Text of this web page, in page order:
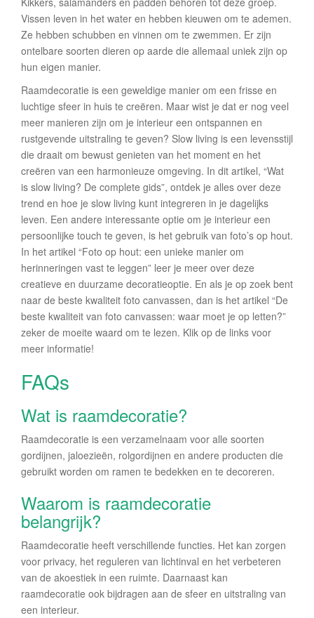
Vissen leven in het water en hebben kieuwen om te ademen.
Ze hebben schubben en vinnen om te zwemmen. Er zijn
ontelbare soorten dieren op aarde die allemaal uniek zijn op
hun eigen manier.
Raamdecoratie is een geweldige manier om een frisse en
luchtige sfeer in huis te creëren. Maar wist je dat er nog veel
meer manieren zijn om je interieur een ontspannen en
rustgevende uitstraling te geven? Slow living is een levensstijl
die draait om bewust genieten van het moment en het
creëren van een harmonieuze omgeving. In dit artikel, “Wat
is slow living? De complete gids”, ontdek je alles over deze
trend en hoe je slow living kunt integreren in je dagelijks
leven. Een andere interessante optie om je interieur een
persoonlijke touch te geven, is het gebruik van foto’s op hout.
In het artikel “Foto op hout: een unieke manier om
herinneringen vast te leggen” leer je meer over deze
creatieve en duurzame decoratieoptie. En als je op zoek bent
naar de beste kwaliteit foto canvassen, dan is het artikel “De
beste kwaliteit van foto canvassen: waar moet je op letten?”
zeker de moeite waard om te lezen. Klik op de links voor
meer informatie!
FAQs
Wat is raamdecoratie?
Raamdecoratie is een verzamelnaam voor alle soorten
gordijnen, jaloezieën, rolgordijnen en andere producten die
gebruikt worden om ramen te bedekken en te decoreren.
Waarom is raamdecoratie
belangrijk?
Raamdecoratie heeft verschillende functies. Het kan zorgen
voor privacy, het reguleren van lichtinval en het verbeteren
van de akoestiek in een ruimte. Daarnaast kan
raamdecoratie ook bijdragen aan de sfeer en uitstraling van
een interieur.